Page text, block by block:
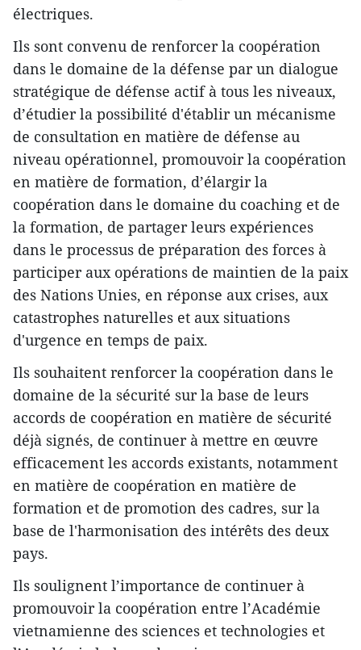
électriques.
Ils sont convenu de renforcer la coopération
dans le domaine de la défense par un dialogue
stratégique de défense actif à tous les niveaux,
d’étudier la possibilité d'établir un mécanisme
de consultation en matière de défense au
niveau opérationnel, promouvoir la coopération
en matière de formation, d’élargir la
coopération dans le domaine du coaching et de
la formation, de partager leurs expériences
dans le processus de préparation des forces à
participer aux opérations de maintien de la paix
des Nations Unies, en réponse aux crises, aux
catastrophes naturelles et aux situations
d'urgence en temps de paix.
Ils souhaitent renforcer la coopération dans le
domaine de la sécurité sur la base de leurs
accords de coopération en matière de sécurité
déjà signés, de continuer à mettre en œuvre
efficacement les accords existants, notamment
en matière de coopération en matière de
formation et de promotion des cadres, sur la
base de l'harmonisation des intérêts des deux
pays.
Ils soulignent l’importance de continuer à
promouvoir la coopération entre l’Académie
vietnamienne des sciences et technologies et